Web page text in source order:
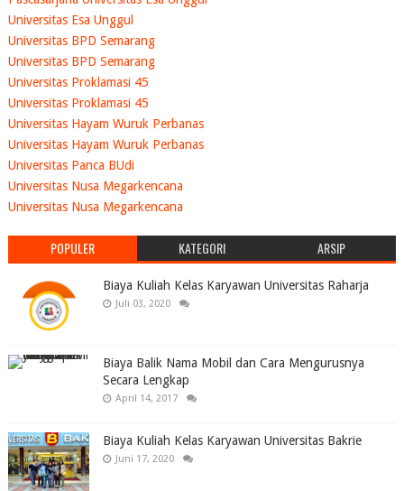
Universitas Esa Unggul
Universitas BPD Semarang
Universitas BPD Semarang
Universitas Proklamasi 45
Universitas Proklamasi 45
Universitas Hayam Wuruk Perbanas
Universitas Hayam Wuruk Perbanas
Universitas Panca BUdi
Universitas Nusa Megarkencana
Universitas Nusa Megarkencana
POPULER KATEGORI ARSIP
Biaya Kuliah Kelas Karyawan Universitas Raharja
Juli 03, 2020
Biaya Balik Nama Mobil dan Cara Mengurusnya
Secara Lengkap
April 14, 2017
Biaya Kuliah Kelas Karyawan Universitas Bakrie
Juni 17, 2020